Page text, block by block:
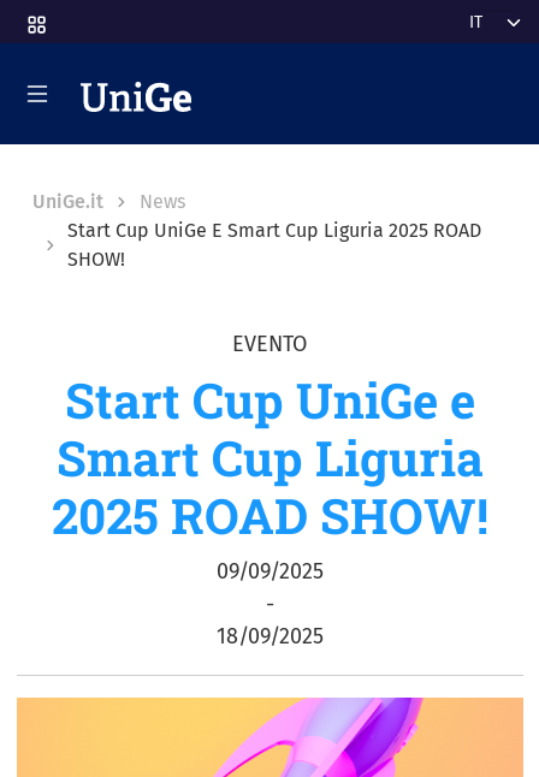
al contenuto principale Select
UniGe.it
News
Start Cup UniGe E Smart Cup Liguria 2025 ROAD
SHOW!
EVENTO
Start Cup UniGe e
Smart Cup Liguria
2025 ROAD SHOW!
09/09/2025
-
18/09/2025